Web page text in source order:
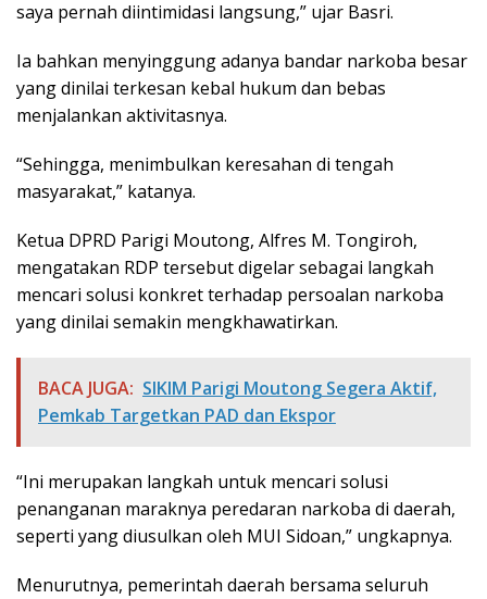
saya pernah diintimidasi langsung,” ujar Basri.
Ia bahkan menyinggung adanya bandar narkoba besar
yang dinilai terkesan kebal hukum dan bebas
menjalankan aktivitasnya.
“Sehingga, menimbulkan keresahan di tengah
masyarakat,” katanya.
Ketua DPRD Parigi Moutong, Alfres M. Tongiroh,
mengatakan RDP tersebut digelar sebagai langkah
mencari solusi konkret terhadap persoalan narkoba
yang dinilai semakin mengkhawatirkan.
BACA JUGA: SIKIM Parigi Moutong Segera Aktif,
Pemkab Targetkan PAD dan Ekspor
“Ini merupakan langkah untuk mencari solusi
penanganan maraknya peredaran narkoba di daerah,
seperti yang diusulkan oleh MUI Sidoan,” ungkapnya.
Menurutnya, pemerintah daerah bersama seluruh